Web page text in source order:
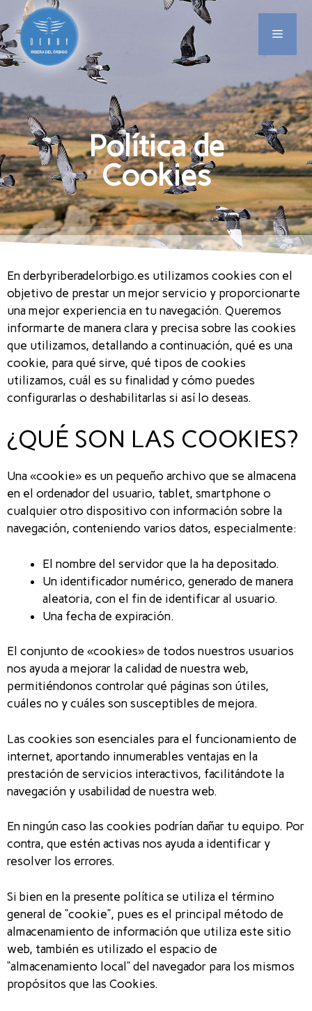
Política de
Cookies
En derbyriberadelorbigo.es utilizamos cookies con el
objetivo de prestar un mejor servicio y proporcionarte
una mejor experiencia en tu navegación. Queremos
informarte de manera clara y precisa sobre las cookies
que utilizamos, detallando a continuación, qué es una
cookie, para qué sirve, qué tipos de cookies
utilizamos, cuál es su finalidad y cómo puedes
configurarlas o deshabilitarlas si así lo deseas.
¿QUÉ SON LAS COOKIES?
Una «cookie» es un pequeño archivo que se almacena
en el ordenador del usuario, tablet, smartphone o
cualquier otro dispositivo con información sobre la
navegación, conteniendo varios datos, especialmente:
El nombre del servidor que la ha depositado.
Un identificador numérico, generado de manera
aleatoria, con el fin de identificar al usuario.
Una fecha de expiración.
El conjunto de «cookies» de todos nuestros usuarios
nos ayuda a mejorar la calidad de nuestra web,
permitiéndonos controlar qué páginas son útiles,
cuáles no y cuáles son susceptibles de mejora.
Las cookies son esenciales para el funcionamiento de
internet, aportando innumerables ventajas en la
prestación de servicios interactivos, facilitándote la
navegación y usabilidad de nuestra web.
En ningún caso las cookies podrían dañar tu equipo. Por
contra, que estén activas nos ayuda a identificar y
resolver los errores.
Si bien en la presente política se utiliza el término
general de “cookie”, pues es el principal método de
almacenamiento de información que utiliza este sitio
web, también es utilizado el espacio de
“almacenamiento local” del navegador para los mismos
propósitos que las Cookies.